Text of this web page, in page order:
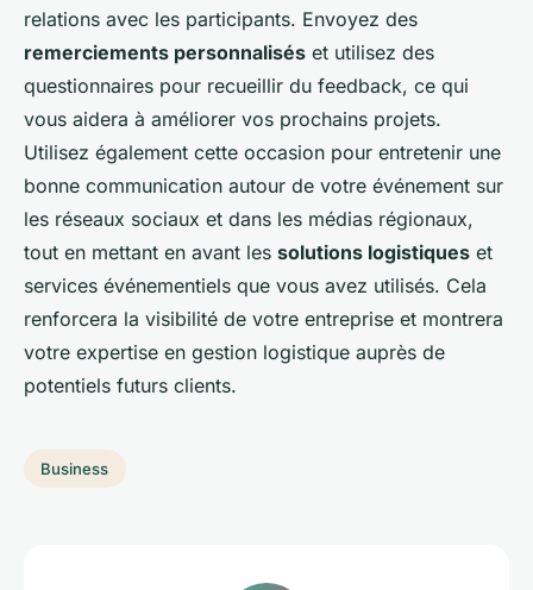
relations avec les participants. Envoyez des
remerciements personnalisés et utilisez des
questionnaires pour recueillir du feedback, ce qui
vous aidera à améliorer vos prochains projets.
Utilisez également cette occasion pour entretenir une
bonne communication autour de votre événement sur
les réseaux sociaux et dans les médias régionaux,
tout en mettant en avant les solutions logistiques et
services événementiels que vous avez utilisés. Cela
renforcera la visibilité de votre entreprise et montrera
votre expertise en gestion logistique auprès de
potentiels futurs clients.
Business